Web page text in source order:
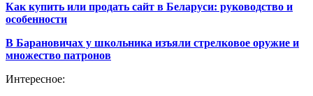
Как купить или продать сайт в Беларуси: руководство и
особенности
В Барановичах у школьника изъяли стрелковое оружие и
множество патронов
Интересное: